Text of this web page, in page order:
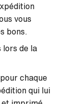
vous
bons.
lors de la
chaque
qui lui